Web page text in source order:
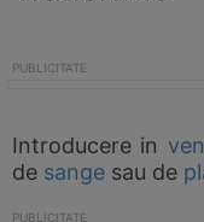
Introducere in
de sange sau de